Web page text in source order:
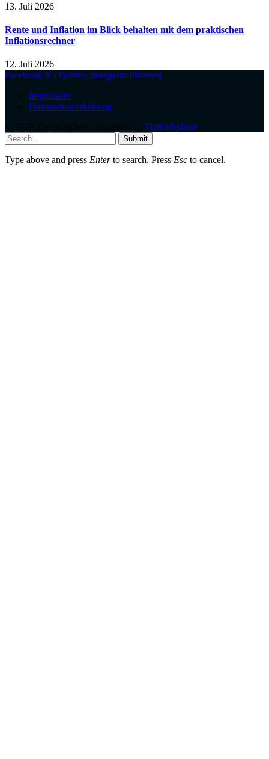
13. Juli 2026
Rente und Inflation im Blick behalten mit dem praktischen
Inflationsrechner
12. Juli 2026
Facebook X (Twitter) Instagram Pinterest
Impressum
Datenschutzerklärung
ThemeSphere
Submit
Type above and press Enterto search. Press Esc to cancel.